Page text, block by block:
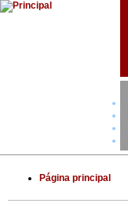
Página principal